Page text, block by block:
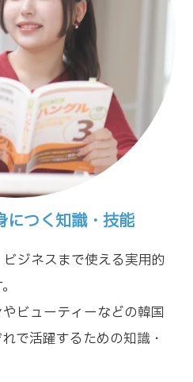
につく知識・技能
ジネスまで使える実用的
ビューティーなどの韓国
で活躍するための知識・